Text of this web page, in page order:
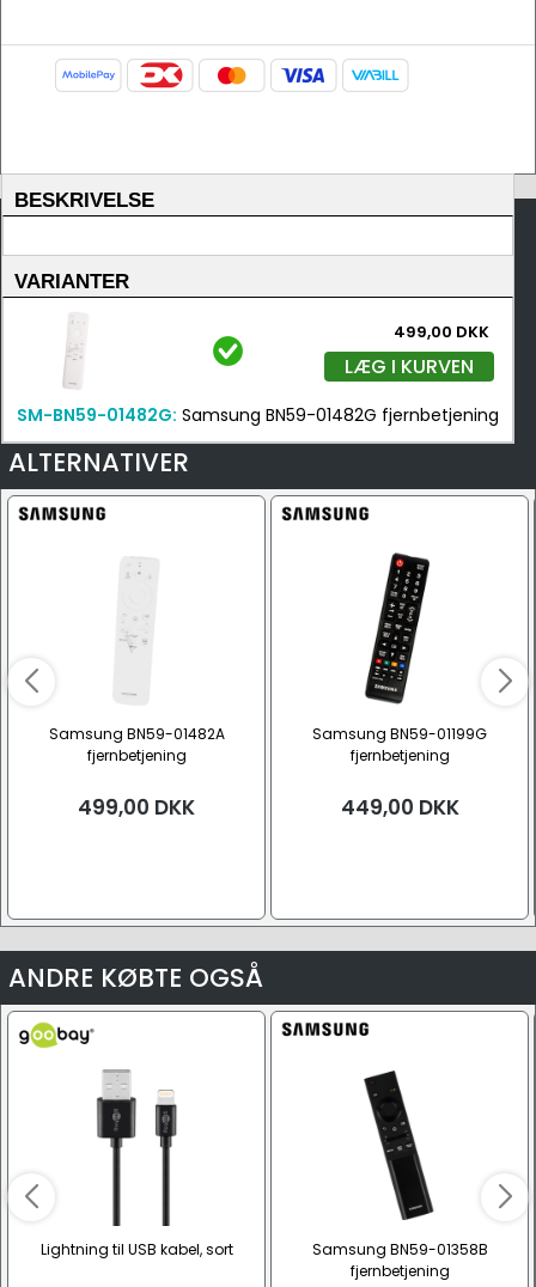
BESKRIVELSE
VARIANTER
499,00 DKK
LÆG I KURVEN
SM-BN59-01482G: Samsung BN59-01482G fjernbetjening
ALTERNATIVER
Samsung BN59-01482A
fjernbetjening
499,00 DKK
Samsung BN59-01199G
fjernbetjening
449,00 DKK
ANDRE KØBTE OGSÅ
Lightning til USB kabel, sort
Samsung BN59-01358B
fjernbetjening